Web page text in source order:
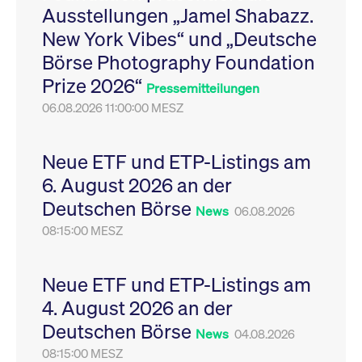
Ausstellungen „Jamel Shabazz.
New York Vibes“ und „Deutsche
Börse Photography Foundation
Prize 2026“ Pressemitteilungen
06.08.2026 11:00:00 MESZ
Neue ETF und ETP-Listings am
6. August 2026 an der
Deutschen Börse News 06.08.2026
08:15:00 MESZ
Neue ETF und ETP-Listings am
4. August 2026 an der
Deutschen Börse News 04.08.2026
08:15:00 MESZ
Leistung der Website
zu messen. Es handelt
sich um ein Muster-
Cookie, bei dem auf
das Präfix _pk_ses
eine kurze Reihe von
VISITOR_PRIVACY_METADATA
YouTube
.youtube.com
6
Monate
Dieses Cookie dient
Speicherung der
Einwilligungs- und
des Nutzers für ihre
Interaktion mit der
Sitzungen geehrt